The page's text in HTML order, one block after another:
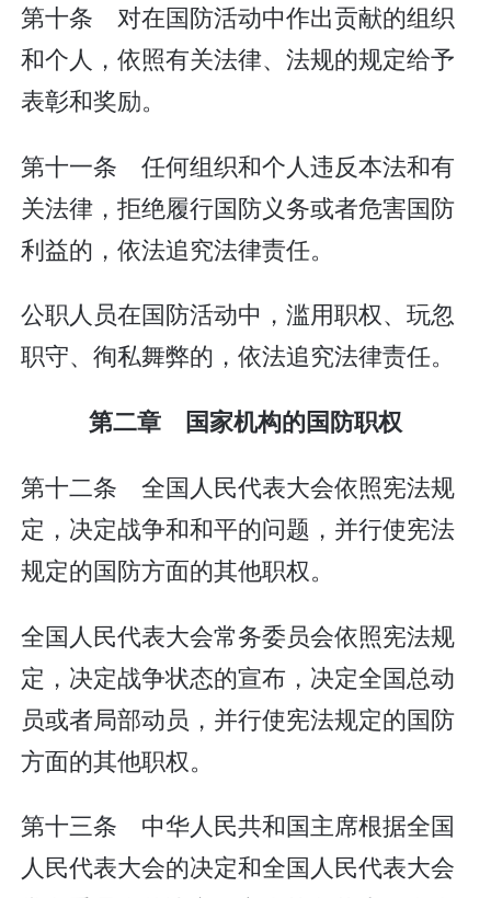
第十条 对在国防活动中作出贡献的组织
和个人，依照有关法律、法规的规定给予
表彰和奖励。
第十一条 任何组织和个人违反本法和有
关法律，拒绝履行国防义务或者危害国防
利益的，依法追究法律责任。
公职人员在国防活动中，滥用职权、玩忽
职守、徇私舞弊的，依法追究法律责任。
第二章 国家机构的国防职权
第十二条 全国人民代表大会依照宪法规
定，决定战争和和平的问题，并行使宪法
规定的国防方面的其他职权。
全国人民代表大会常务委员会依照宪法规
定，决定战争状态的宣布，决定全国总动
员或者局部动员，并行使宪法规定的国防
方面的其他职权。
第十三条 中华人民共和国主席根据全国
人民代表大会的决定和全国人民代表大会